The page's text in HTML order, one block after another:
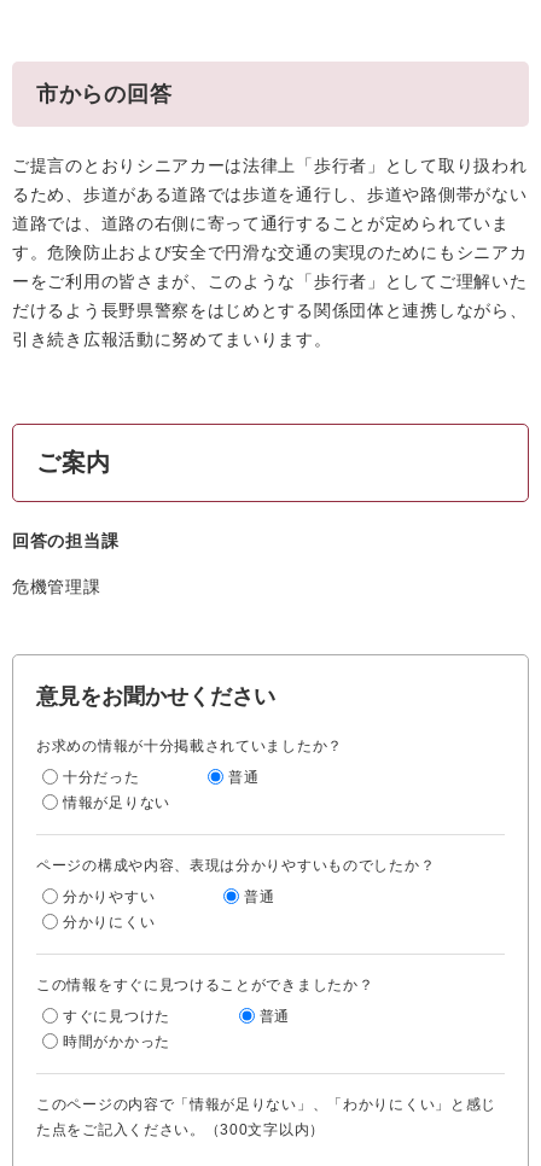
市からの回答
ご提言のとおりシニアカーは法律上「歩行者」として取り扱われ
るため、歩道がある道路では歩道を通行し、歩道や路側帯がない
道路では、道路の右側に寄って通行することが定められていま
す。危険防止および安全で円滑な交通の実現のためにもシニアカ
ーをご利用の皆さまが、このような「歩行者」としてご理解いた
だけるよう長野県警察をはじめとする関係団体と連携しながら、
引き続き広報活動に努めてまいります。
ご案内
回答の担当課
危機管理課
意見をお聞かせください
お求めの情報が十分掲載されていましたか？
十分だった
普通
情報が足りない
ページの構成や内容、表現は分かりやすいものでしたか？
分かりやすい
普通
分かりにくい
この情報をすぐに見つけることができましたか？
すぐに見つけた
普通
時間がかかった
このページの内容で「情報が足りない」、「わかりにくい」と感じ
た点をご記入ください。（300文字以内）